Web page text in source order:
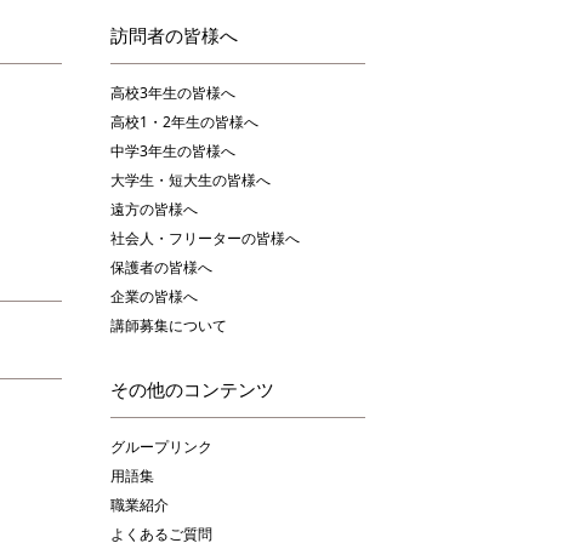
訪問者の皆様へ
高校3年生の皆様へ
高校1・2年生の皆様へ
中学3年生の皆様へ
大学生・短大生の皆様へ
遠方の皆様へ
社会人・フリーターの皆様へ
保護者の皆様へ
企業の皆様へ
講師募集について
その他のコンテンツ
グループリンク
用語集
職業紹介
よくあるご質問